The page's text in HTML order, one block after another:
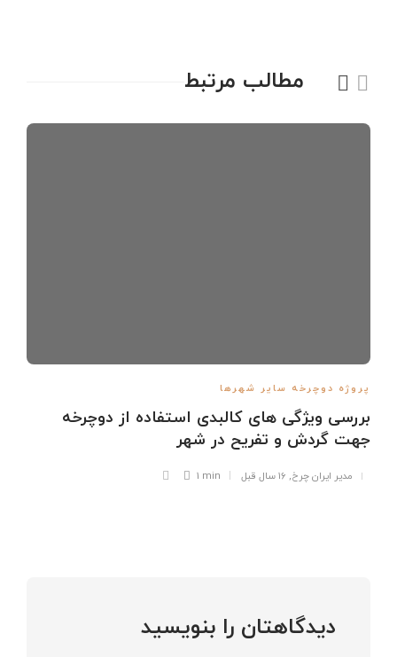
مطالب مرتبط
پروژه دوچرخه سایر شهرها
بررسی ویژگی های کالبدی استفاده از دوچرخه
جهت گردش و تفریح در شهر
مدیر ایران چرخ, ۱۶ سال قبل 1 min
دیدگاهتان را بنویسید